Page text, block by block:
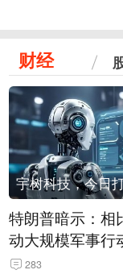
财经
宇树科技，今日
特朗普暗示：相
动大规模军事行
经济施压
283